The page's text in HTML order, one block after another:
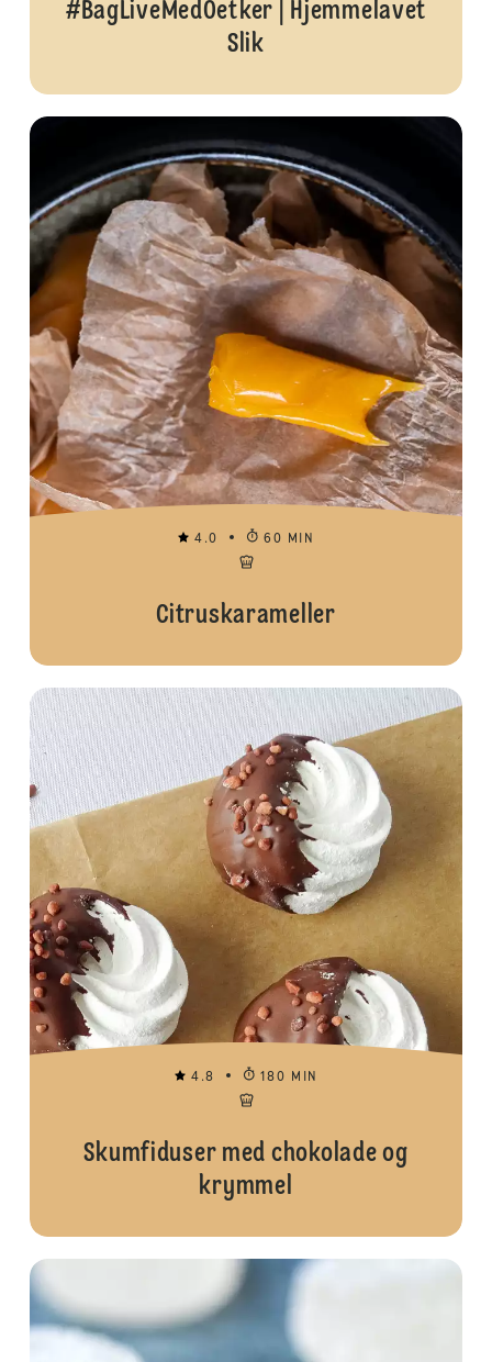
#BagLiveMedOetker | Hjemmelavet
Slik
4.0 60 MIN
Citruskarameller
4.8 180 MIN
Skumfiduser med chokolade og
krymmel